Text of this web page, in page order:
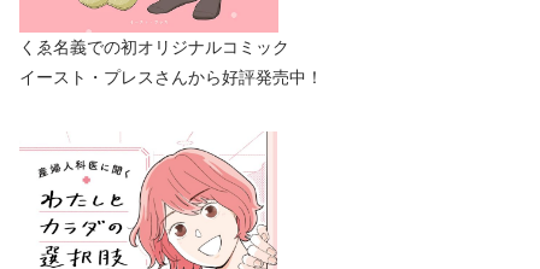
くゑ名義での初オリジナルコミック
イースト・プレスさんから好評発売中！